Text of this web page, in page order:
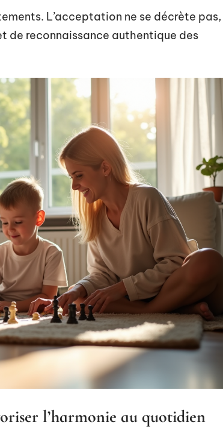
L’acceptation ne se décrète pas,
de reconnaissance authentique des
l’harmonie au quotidien